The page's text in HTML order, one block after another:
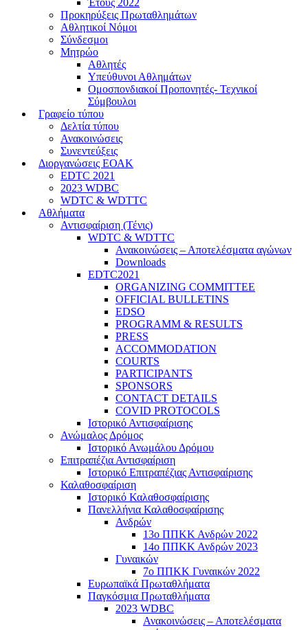
Έτους 2022
Προκηρύξεις Πρωταθλημάτων
Αθλητικοί Νόμοι
Σύνδεσμοι
Μητρώο
Αθλητές
Υπεύθυνοι Αθλημάτων
Ομοσπονδιακοί Προπονητές- Τεχνικοί
Σύμβουλοι
Γραφείο τύπου
Δελτία τύπου
Ανακοινώσεις
Συνεντεύξεις
Διοργανώσεις ΕΟΑΚ
EDTC 2021
2023 WDBC
WDTC & WDTTC
Αθλήματα
Αντισφαίριση (Τένις)
WDTC & WDTTC
Ανακοινώσεις – Αποτελέσματα αγώνων
Downloads
EDTC2021
ORGANIZING COMMITTEE
OFFICIAL BULLETINS
EDSO
PROGRAMM & RESULTS
PRESS
ACCOMMODATION
COURTS
PARTICIPANTS
SPONSORS
CONTACT DETAILS
COVID PROTOCOLS
Ιστορικό Αντισφαίρισης
Ανώμαλος Δρόμος
Ιστορικό Ανωμάλου Δρόμου
Επιτραπέζια Αντισφαίριση
Ιστορικό Επιτραπέζιας Αντισφαίρισης
Καλαθοσφαίριση
Ιστορικό Καλαθοσφαίρισης
Πανελλήνια Καλαθοσφαίρισης
Ανδρών
13ο ΠΠΚΚ Ανδρών 2022
14ο ΠΠΚΚ Ανδρών 2023
Γυναικών
7ο ΠΠΚΚ Γυναικών 2022
Ευρωπαϊκά Πρωταθλήματα
Παγκόσμια Πρωταθλήματα
2023 WDBC
Ανακοινώσεις – Αποτελέσματα